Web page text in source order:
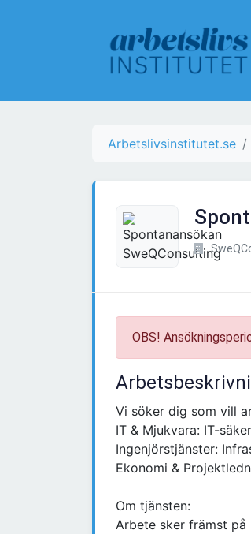
Arbetslivsinstitutet.se
OBS!
Vi söker dig som vill
IT & Mjukvara: IT-
Ingenjörstjänster:
Ekonomi &
Om tjänsten:
Arbete sker främst